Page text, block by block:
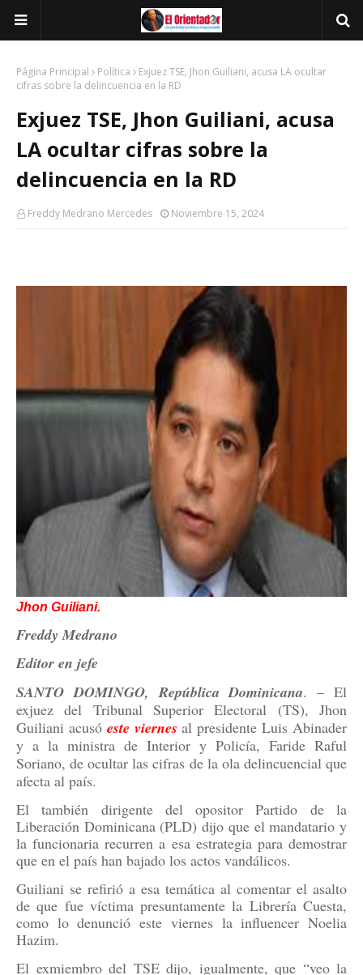
Página Principal Política
Exjuez TSE, Jhon Guiliani, acusa LA ocultar
cifras sobre la delincuencia en la RD
Exjuez TSE, Jhon Guiliani, acusa
LA ocultar cifras sobre la
delincuencia en la RD
Freddy Medrano Mercedes Noviembre 15, 2024
Jhon Guiliani.
Freddy Medrano
Editor en jefe
SANTO DOMINGO, República Dominicana. – El
exjuez del Tribunal Superior Electoral (TS), Jhon
Guiliani acusó este viernes al presidente Luis Abinader
y a la ministra de Interior y Policía, Faride Raful
Soriano, de ocultar las cifras de la ola delincuencial que
afecta al país.
El también dirigente del opositor Partido de la
Liberación Dominicana (PLD) dijo que el mandatario y
la funcionaria recurren a esa estrategia para demostrar
que en el país han bajado los actos vandálicos.
Guiliani se refirió a esa temática al comentar el asalto
de que fue víctima presuntamente la Librería Cuesta,
como lo denunció este viernes la influencer Noelia
Hazim.
El exmiembro del TSE dijo, igualmente, que “veo la